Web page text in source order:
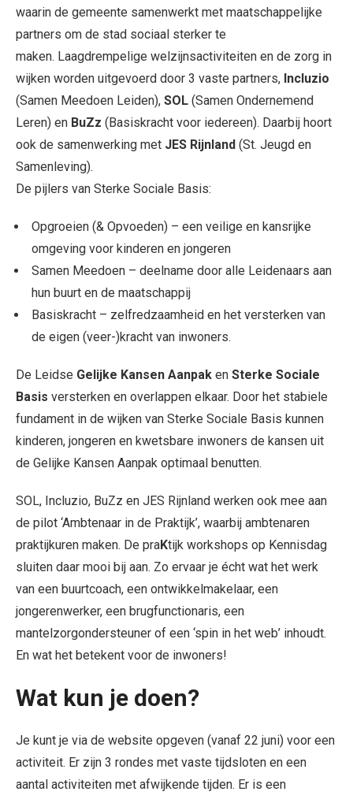
waarin de gemeente samenwerkt met maatschappelijke
partners om de stad sociaal sterker te
maken. Laagdrempelige welzijnsactiviteiten en de zorg in
wijken worden uitgevoerd door 3 vaste partners, Incluzio
(Samen Meedoen Leiden), SOL (Samen Ondernemend
Leren) en BuZz (Basiskracht voor iedereen). Daarbij hoort
ook de samenwerking met JES Rijnland (St. Jeugd en
Samenleving).
De pijlers van Sterke Sociale Basis:
Opgroeien (& Opvoeden) – een veilige en kansrijke
omgeving voor kinderen en jongeren
Samen Meedoen – deelname door alle Leidenaars aan
hun buurt en de maatschappij
Basiskracht – zelfredzaamheid en het versterken van
de eigen (veer-)kracht van inwoners.
De Leidse Gelijke Kansen Aanpak en Sterke Sociale
Basis versterken en overlappen elkaar. Door het stabiele
fundament in de wijken van Sterke Sociale Basis kunnen
kinderen, jongeren en kwetsbare inwoners de kansen uit
de Gelijke Kansen Aanpak optimaal benutten.
SOL, Incluzio, BuZz en JES Rijnland werken ook mee aan
de pilot ‘Ambtenaar in de Praktijk’, waarbij ambtenaren
praktijkuren maken. De praKtijk workshops op Kennisdag
sluiten daar mooi bij aan. Zo ervaar je écht wat het werk
van een buurtcoach, een ontwikkelmakelaar, een
jongerenwerker, een brugfunctionaris, een
mantelzorgondersteuner of een ‘spin in het web’ inhoudt.
En wat het betekent voor de inwoners!
Wat kun je doen?
Je kunt je via de website opgeven (vanaf 22 juni) voor een
activiteit. Er zijn 3 rondes met vaste tijdsloten en een
aantal activiteiten met afwijkende tijden. Er is een